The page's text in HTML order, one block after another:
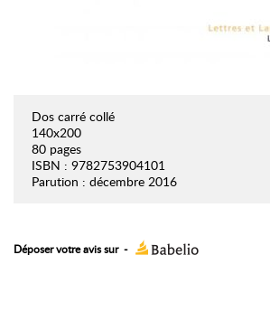
Dos carré collé
140x200
80 pages
ISBN : 9782753904101
Parution : décembre 2016
Déposer votre avis sur -